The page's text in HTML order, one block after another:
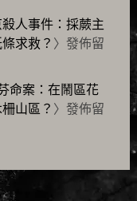
殺人事件：採蕨主
求救？ 〉發佈留
命案：在鬧區花
山區？ 〉發佈留